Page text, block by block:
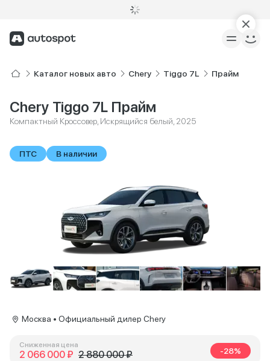
Каталог новых авто Chery Tiggo 7L Прайм
Chery Tiggo 7L Прайм
Компактный Кроссовер, Искрящийся белый, 2025
ПТС В наличии
Москва • Официальный дилер Chery
Сниженная цена
2 066 000 ₽ 2 880 000 ₽ -28%